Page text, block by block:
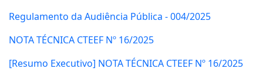
Regulamento da Audiência Pública - 004/2025
NOTA TÉCNICA CTEEF Nº 16/2025
[Resumo Executivo] NOTA TÉCNICA CTEEF Nº 16/2025